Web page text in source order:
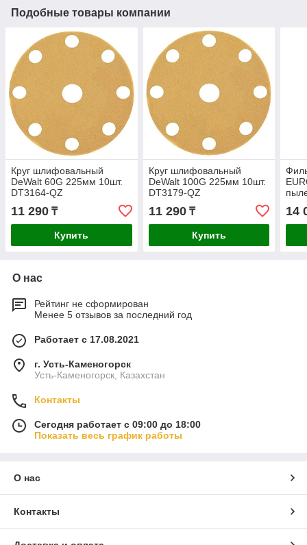
Подобные товары компании
Круг шлифовальный
DeWalt 60G 225мм 10шт.
DT3164-QZ
11 290 ₸
Купить
Круг шлифовальный
DeWalt 100G 225мм 10шт.
DT3179-QZ
11 290₸
Купить
14
О нас
Рейтинг не сформирован
Менее 5 отзывов за последний год
Работает с 17.08.2021
г. Усть-Каменогорск
Усть-Каменогорск, Казахстан
Контакты
Сегодня работает с 09:00 до 18:00
Показать весь график работы
О нас
Контакты